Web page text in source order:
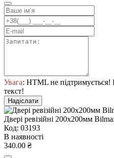
Увага: HTML не
текст!
Надіслати
Двері ревізійні 200x200мм
Код: 03193
В наявності
340.00 ₴